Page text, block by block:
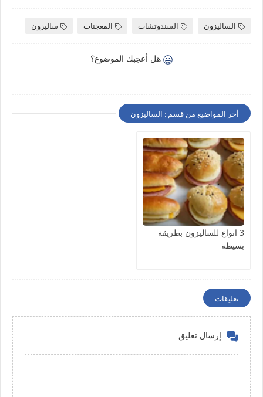
الساليزون السندوتشات المعجنات ساليزون
هل أعجبك الموضوع؟
أخر المواضيع من قسم : الساليزون
3 انواع للساليزون بطريقة
بسيطة
تعليقات
إرسال تعليق